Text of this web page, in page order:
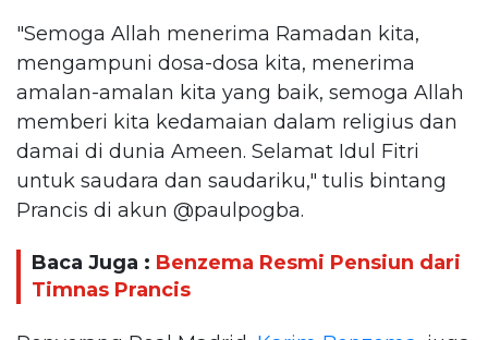
"Semoga Allah menerima Ramadan kita,
mengampuni dosa-dosa kita, menerima
amalan-amalan kita yang baik, semoga Allah
memberi kita kedamaian dalam religius dan
damai di dunia Ameen. Selamat Idul Fitri
untuk saudara dan saudariku," tulis bintang
Prancis di akun @paulpogba.
Baca Juga : Benzema Resmi Pensiun dari
Timnas Prancis